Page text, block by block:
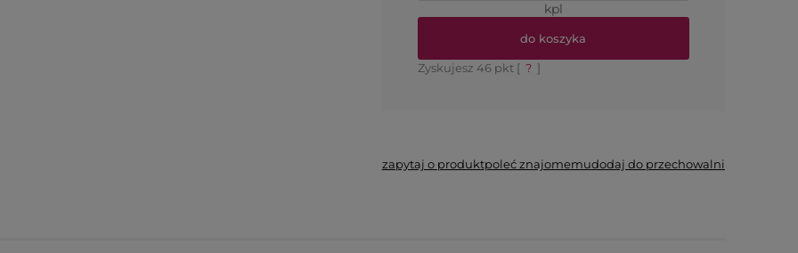
kpl
do koszyka
Zyskujesz 46pkt [ ? ]
zapytaj o produktpoleć znajomemudodaj do przechowalni